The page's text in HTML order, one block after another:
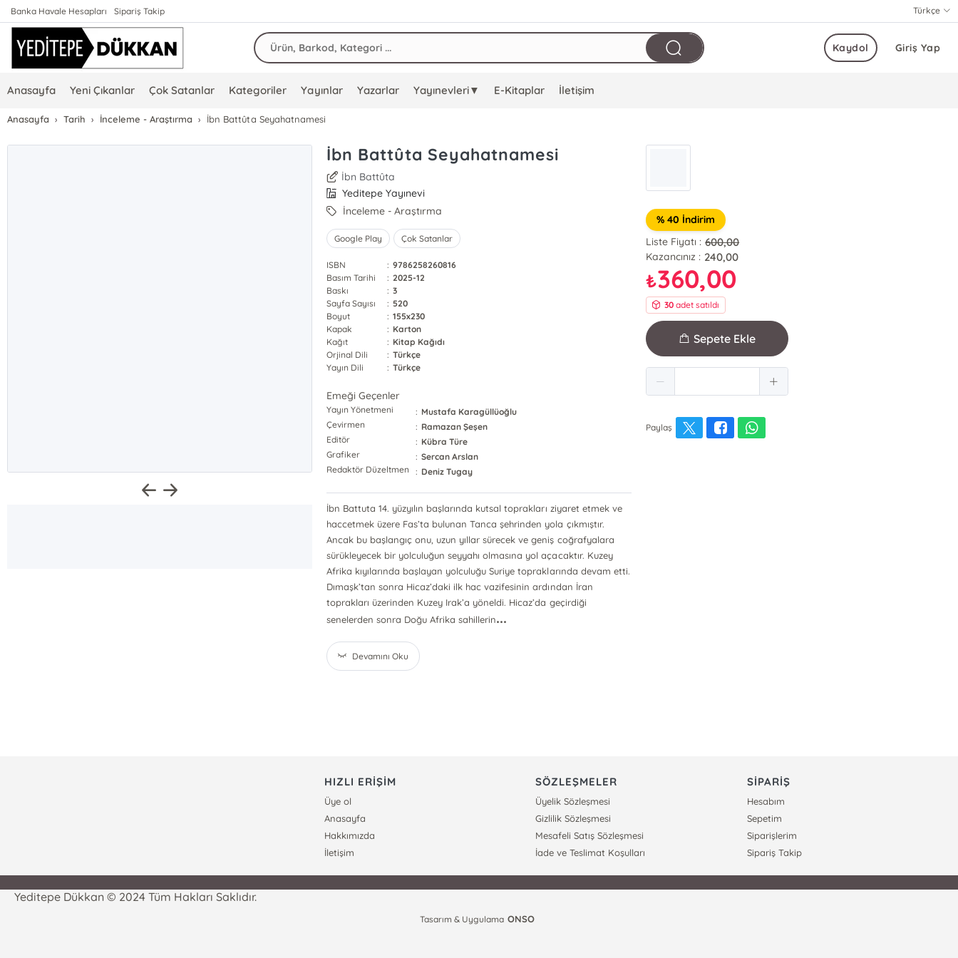
Banka Havale Hesapları Sipariş Takip Türkçe
Giriş Yap
Kaydol
Anasayfa Yeni Çıkanlar Çok Satanlar Kategoriler Yayınlar Yazarlar Yayınevleri▼ E-Kitaplar İletişim
Anasayfa Tarih İnceleme - Araştırma İbn Battûta Seyahatnamesi
İbn Battûta Seyahatnamesi
İbn Battûta
Yeditepe Yayınevi
İnceleme - Araştırma
Google Play Çok Satanlar
ISBN : 9786258260816
Basım Tarihi
: 2025-12
Baskı
: 3
Sayfa Sayısı
: 520
Boyut
: 155x230
Kapak
: Karton
Kağıt
: Kitap Kağıdı
Orjinal Dili
: Türkçe
Yayın Dili
: Türkçe
Emeği Geçenler
Yayın Yönetmeni : Mustafa Karagüllüoğlu
Çevirmen
: Ramazan Şeşen
Editör
: Kübra Türe
Grafiker
: Sercan Arslan
Redaktör Düzeltmen
: Deniz Tugay
İbn Battuta 14. yüzyılın başlarında kutsal toprakları ziyaret etmek ve
haccetmek üzere Fas’ta bulunan Tanca şehrinden yola çıkmıştır.
Ancak bu başlangıç onu, uzun yıllar sürecek ve geniş coğrafyalara
sürükleyecek bir yolculuğun seyyahı olmasına yol açacaktır. Kuzey
Afrika kıyılarında başlayan yolculuğu Suriye topraklarında devam etti.
Dımaşk’tan sonra Hicaz’daki ilk hac vazifesinin ardından İran
toprakları üzerinden Kuzey Irak’a yöneldi. Hicaz’da geçirdiği
senelerden sonra Doğu Afrika sahillerin...
Devamını Oku
% 40 İndirim
Liste Fiyatı : 600,00
Kazancınız : 240,00
₺360,00
30 adet satıldı
Sepete Ekle
Paylaş
HIZLI ERİŞİM
Üye ol
Anasayfa
Hakkımızda
İletişim
SÖZLEŞMELER
Üyelik Sözleşmesi
Gizlilik Sözleşmesi
Mesafeli Satış Sözleşmesi
İade ve Teslimat Koşulları
SİPARİŞ
Hesabım
Sepetim
Siparişlerim
Sipariş Takip
Yeditepe Dükkan © 2024 Tüm Hakları Saklıdır.
Tasarım & Uygulama ONSO